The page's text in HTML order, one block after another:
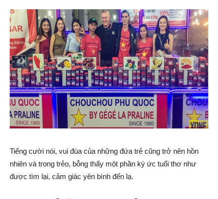
Tiếng cười nói, vui đùa của những đứa trẻ cũng trở nên hồn
nhiên và trong trẻo, bỗng thấy một phần ký ức tuổi thơ như
được tìm lại, cảm giác yên bình đến lạ.